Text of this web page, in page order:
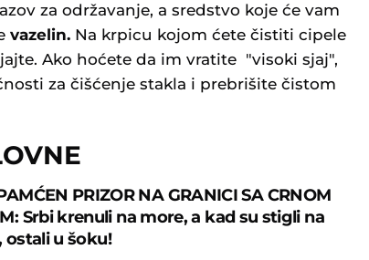
za održavanje, a sredstvo koje će vam
vazelin. Na krpicu kojom ćete čistiti cipele
Ako hoćete da im vratite "visoki sjaj",
za čišćenje stakla i prebrišite čistom
PRIZOR NA GRANICI SA CRNOM
Srbi krenuli na more, a kad su stigli na
ostali u šoku!